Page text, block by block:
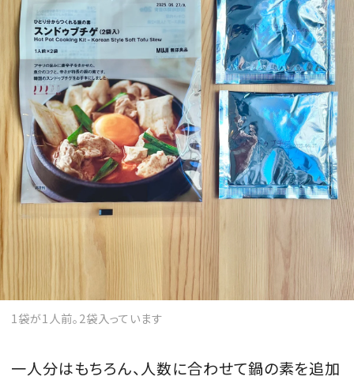
1袋が1人前。2袋入っています
一人分はもちろん、人数に合わせて鍋の素を追加